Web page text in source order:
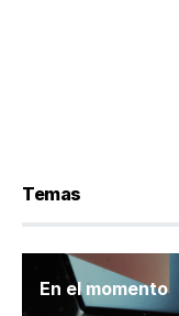
Temas
En el momento